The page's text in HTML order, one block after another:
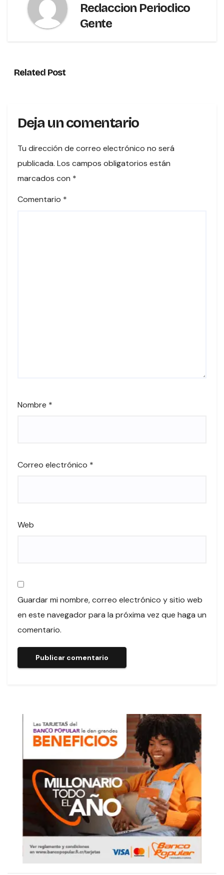
Redaccion Periodico
Gente
Related Post
Deja un comentario
Tu dirección de correo electrónico no será
publicada. Los campos obligatorios están
marcados con *
Comentario *
Nombre *
Correo electrónico *
Web
Guardar mi nombre, correo electrónico y sitio web
en este navegador para la próxima vez que haga un
comentario.